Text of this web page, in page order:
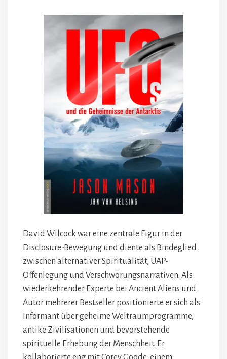
David Wilcock war eine zentrale Figur in der
Disclosure-Bewegung und diente als Bindeglied
zwischen alternativer Spiritualität, UAP-
Offenlegung und Verschwörungsnarrativen. Als
wiederkehrender Experte bei Ancient Aliens und
Autor mehrerer Bestseller positionierte er sich als
Informant über geheime Weltraumprogramme,
antike Zivilisationen und bevorstehende
spirituelle Erhebung der Menschheit. Er